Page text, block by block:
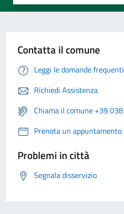
Contatta il comune
Leggi le domande frequenti
Richiedi Assistenza
Chiama il comune +39
Prenota un appuntamento
Problemi in città
Segnala disservizio